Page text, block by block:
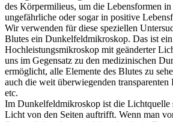
des Körpermilieus, um die Lebensformen
ungefährliche oder sogar in positive
Wir verwenden für diese speziellen
Blutes ein Dunkelfeldmikroskop. Das ist ein
Hochleistungsmikroskop mit geänderter
uns im Gegensatz zu den medizinischen
ermöglicht, alle Elemente des Blutes zu
auch die weit überwiegenden
etc.
Im Dunkelfeldmikroskop ist die Lichtquelle
Licht von den Seiten auftrifft. Wenn man